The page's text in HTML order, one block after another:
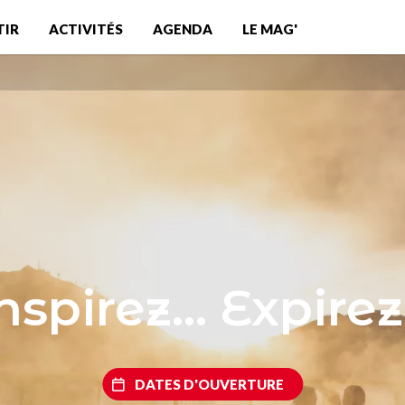
ACTIVITÉS AGENDA LE MAG'
DATES D'OUVERTURE